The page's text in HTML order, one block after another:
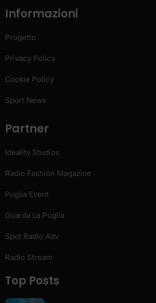
Informazioni
Progetto
Privacy Policy
Cookie Policy
Sport News
Partner
Ideality Studios
Radio Fashion Magazine
Puglia Event
Guarda La Puglia
Spot Radio Adv
Radio Stream
Top Posts